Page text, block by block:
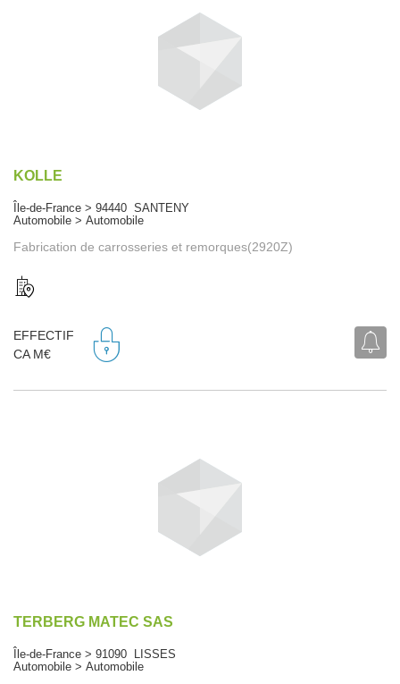
KOLLE
Île-de-France > 94440 SANTENY
Automobile > Automobile
Fabrication de carrosseries et remorques(2920Z)
EFFECTIF
CA M€
TERBERG MATEC SAS
Île-de-France > 91090 LISSES
Automobile > Automobile